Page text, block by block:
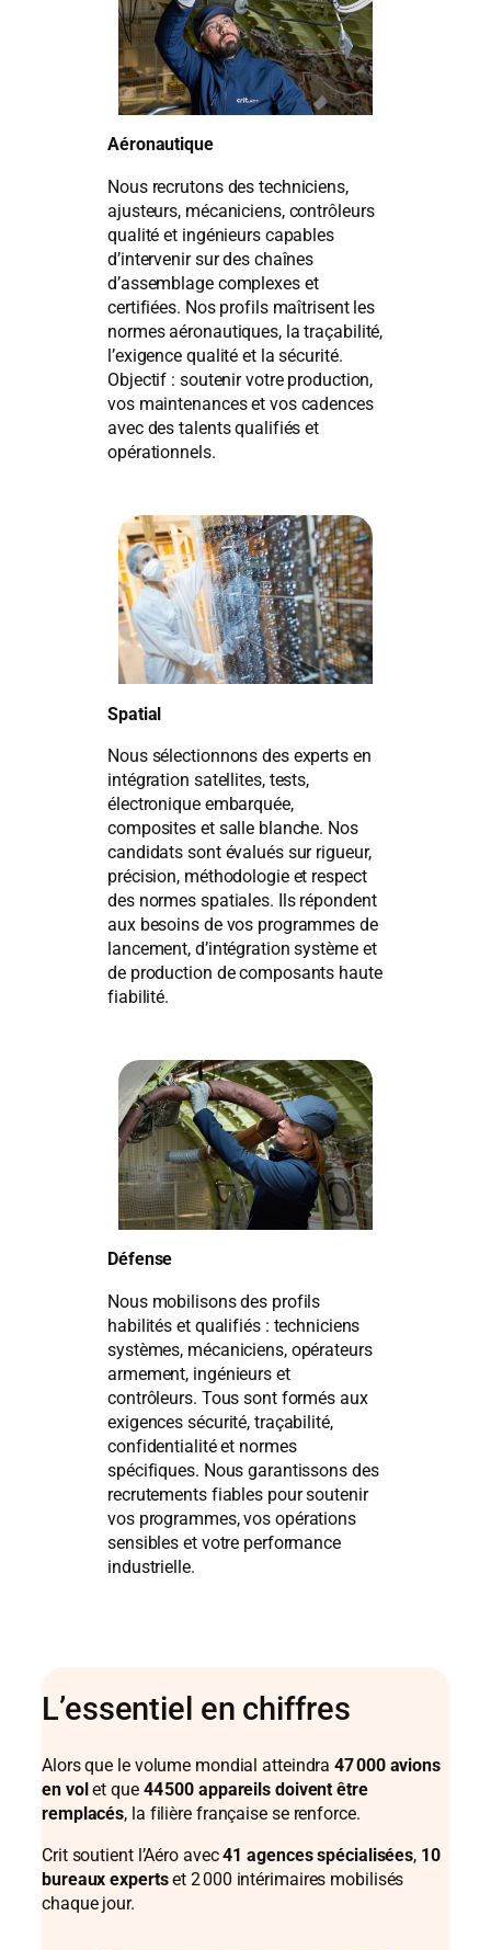
Aéronautique
Nous recrutons des techniciens,
ajusteurs, mécaniciens, contrôleurs
qualité et ingénieurs capables
d’intervenir sur des chaînes
d’assemblage complexes et
certifiées. Nos profils maîtrisent les
normes aéronautiques, la traçabilité,
l’exigence qualité et la sécurité.
Objectif : soutenir votre production,
vos maintenances et vos cadences
avec des talents qualifiés et
opérationnels.
Spatial
Nous sélectionnons des experts en
intégration satellites, tests,
électronique embarquée,
composites et salle blanche. Nos
candidats sont évalués sur rigueur,
précision, méthodologie et respect
des normes spatiales. Ils répondent
aux besoins de vos programmes de
lancement, d’intégration système et
de production de composants haute
fiabilité.
Défense
Nous mobilisons des profils
habilités et qualifiés : techniciens
systèmes, mécaniciens, opérateurs
armement, ingénieurs et
contrôleurs. Tous sont formés aux
exigences sécurité, traçabilité,
confidentialité et normes
spécifiques. Nous garantissons des
recrutements fiables pour soutenir
vos programmes, vos opérations
sensibles et votre performance
industrielle.
L’essentiel en chiffres
Alors que le volume mondial atteindra47 000 avions
en volet que 44 500 appareils doivent être
remplacés, la filière française se renforce.
Crit soutient l’Aéro avec41 agences spécialisées, 10
bureaux expertset 2 000 intérimaires mobilisés
chaque jour.